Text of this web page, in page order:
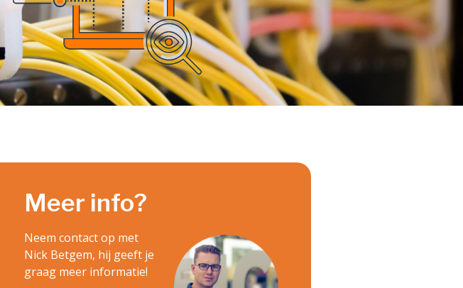
Meer info?
Neem contact op met
Nick Betgem, hij geeft je
graag meer informatie!